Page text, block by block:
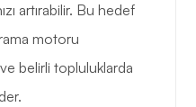
artırabilir. Bu hedef
motoru
belirli topluluklarda